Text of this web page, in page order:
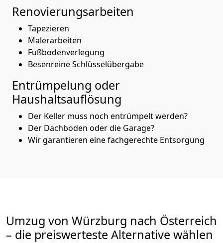
Renovierungsarbeiten
Tapezieren
Malerarbeiten
Fußbodenverlegung
Besenreine Schlüsselübergabe
Entrümpelung oder
Haushaltsauflösung
Der Keller muss noch entrümpelt werden?
Der Dachboden oder die Garage?
Wir garantieren eine fachgerechte Entsorgung
Umzug von Würzburg nach Österreich
– die preiswerteste Alternative wählen